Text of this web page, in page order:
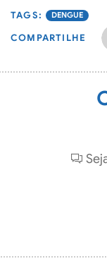
DENGUE
COMPARTILHE